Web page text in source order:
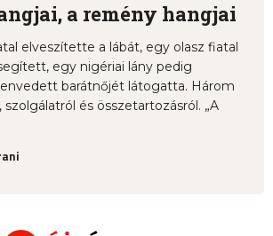
a remény hangjai
elveszítette a lábát, egy olasz fiatal
egy nigériai lány pedig
barátnőjét látogatta. Három
és összetartozásról. „A